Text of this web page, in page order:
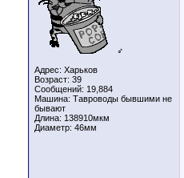
♂
Адрес: Харьков
Возраст: 39
Сообщений: 19,884
Машина: Тавроводы бывшими не
бывают
Длина: 138910мкм
Диаметр: 46мм